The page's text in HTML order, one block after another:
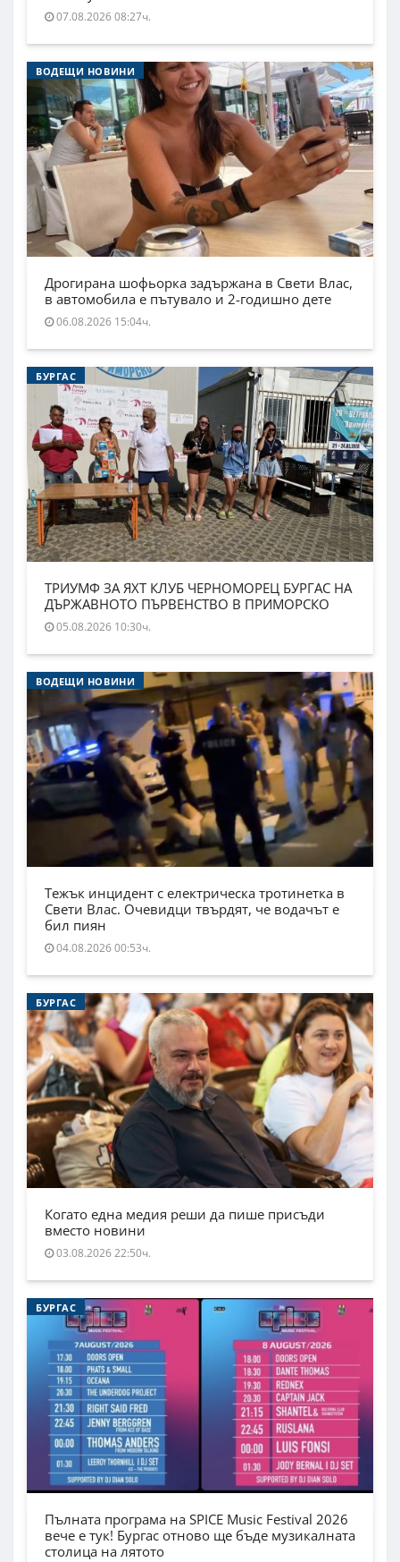
07.08.2026 08:27ч.
ВОДЕЩИ НОВИНИ
Дрогирана шофьорка задържана в Свети Влас,
в автомобила е пътувало и 2-годишно дете
06.08.2026 15:04ч.
БУРГАС
ТРИУМФ ЗА ЯХТ КЛУБ ЧЕРНОМОРЕЦ БУРГАС НА
ДЪРЖАВНОТО ПЪРВЕНСТВО В ПРИМОРСКО
05.08.2026 10:30ч.
ВОДЕЩИ НОВИНИ
Тежък инцидент с електрическа тротинетка в
Свети Влас. Очевидци твърдят, че водачът е
бил пиян
04.08.2026 00:53ч.
БУРГАС
Когато една медия реши да пише присъди
вместо новини
03.08.2026 22:50ч.
БУРГАС
Пълната програма на SPICE Music Festival 2026
вече е тук! Бургас отново ще бъде музикалната
столица на лятото